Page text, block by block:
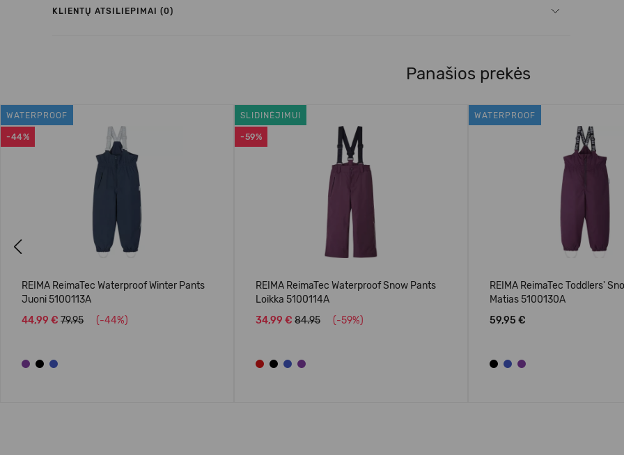
KLIENTŲ ATSILIEPIMAI (0)
Panašios prekės
-44%
WATERPROOF
REIMA ReimaTec Waterproof Winter Pants
Juoni 5100113A
44,99 € 79.95 (-44%)
-59%
SLIDINĖJIMUI
REIMA ReimaTec Waterproof Snow Pants
Loikka 5100114A
34,99 € 84.95 (-59%)
WATERPROOF
REIMA ReimaTec Toddlers'
Matias 5100130A
59,95 €